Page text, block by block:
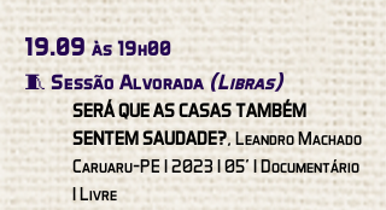
19.09 às 19h00
🧵 Sessão Alvorada (Libras)
SERÁ QUE AS CASAS TAMBÉM
SENTEM SAUDADE?, Leandro Machado
Caruaru-PE I 2023 I 05’ I Documentário
I Livre